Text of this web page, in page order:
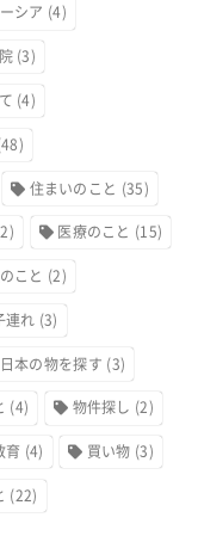
シア (4)
(3)
(4)
住まいのこと (35)
医療のこと (15)
こと (2)
連れ (3)
日本の物を探す (3)
(4) 物件探し (2)
育 (4) 買い物 (3)
(22)